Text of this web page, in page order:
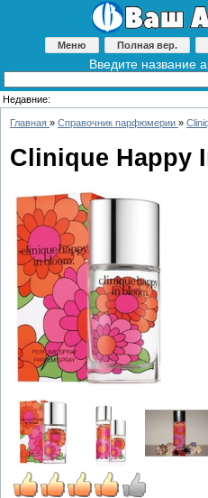
Меню Полная вер.
Введите название
Недавние:
Главная » Справочник парфюмерии »
Clinique Happy